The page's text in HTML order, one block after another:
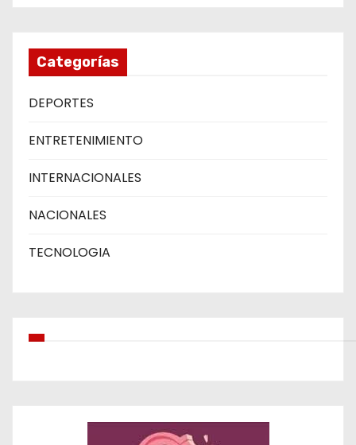
Categorías
DEPORTES
ENTRETENIMIENTO
INTERNACIONALES
NACIONALES
TECNOLOGIA